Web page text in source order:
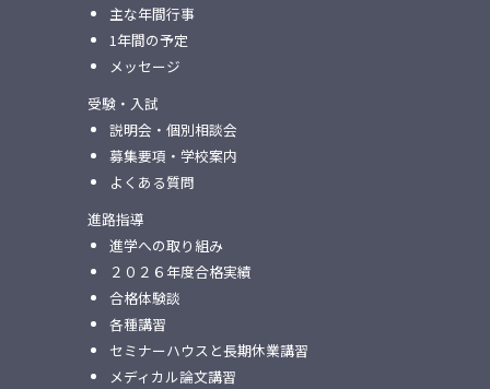
主な年間行事
1年間の予定
メッセージ
受験・入試
説明会・個別相談会
募集要項・学校案内
よくある質問
進路指導
進学への取り組み
２０２６年度合格実績
合格体験談
各種講習
セミナーハウスと⻑期休業講習
メディカル論⽂講習